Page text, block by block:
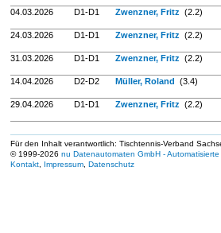
04.03.2026 D1-D1 Zwenzner, Fritz (2.2)
24.03.2026 D1-D1 Zwenzner, Fritz (2.2)
31.03.2026 D1-D1 Zwenzner, Fritz (2.2)
14.04.2026 D2-D2 Müller, Roland (3.4)
29.04.2026 D1-D1 Zwenzner, Fritz (2.2)
Für den Inhalt verantwortlich: Tischtennis-Verband
© 1999-2026 nu Datenautomaten GmbH -
Kontakt
Impressum Datenschutz